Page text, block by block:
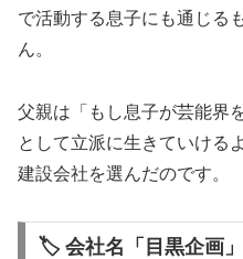
で活動する息子にも通じる
ん。
父親は「もし息子が芸能界
として立派に生きていける
建設会社を選んだのです。
🏷️ 会社名「目黒企画